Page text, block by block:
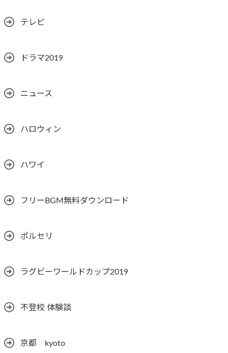
テレビ
ドラマ2019
ニュース
ハロウィン
ハワイ
フリーBGM無料ダウンロード
ポルセリ
ラグビーワールドカップ2019
不登校 体験談
京都 kyoto